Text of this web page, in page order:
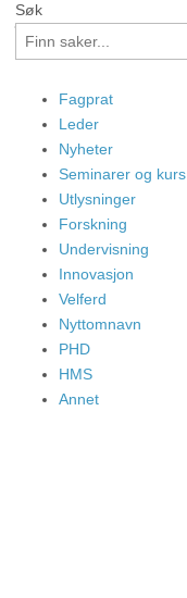
Søk
Fagprat
Leder
Nyheter
Seminarer og kurs
Utlysninger
Forskning
Undervisning
Innovasjon
Velferd
Nyttomnavn
PHD
HMS
Annet